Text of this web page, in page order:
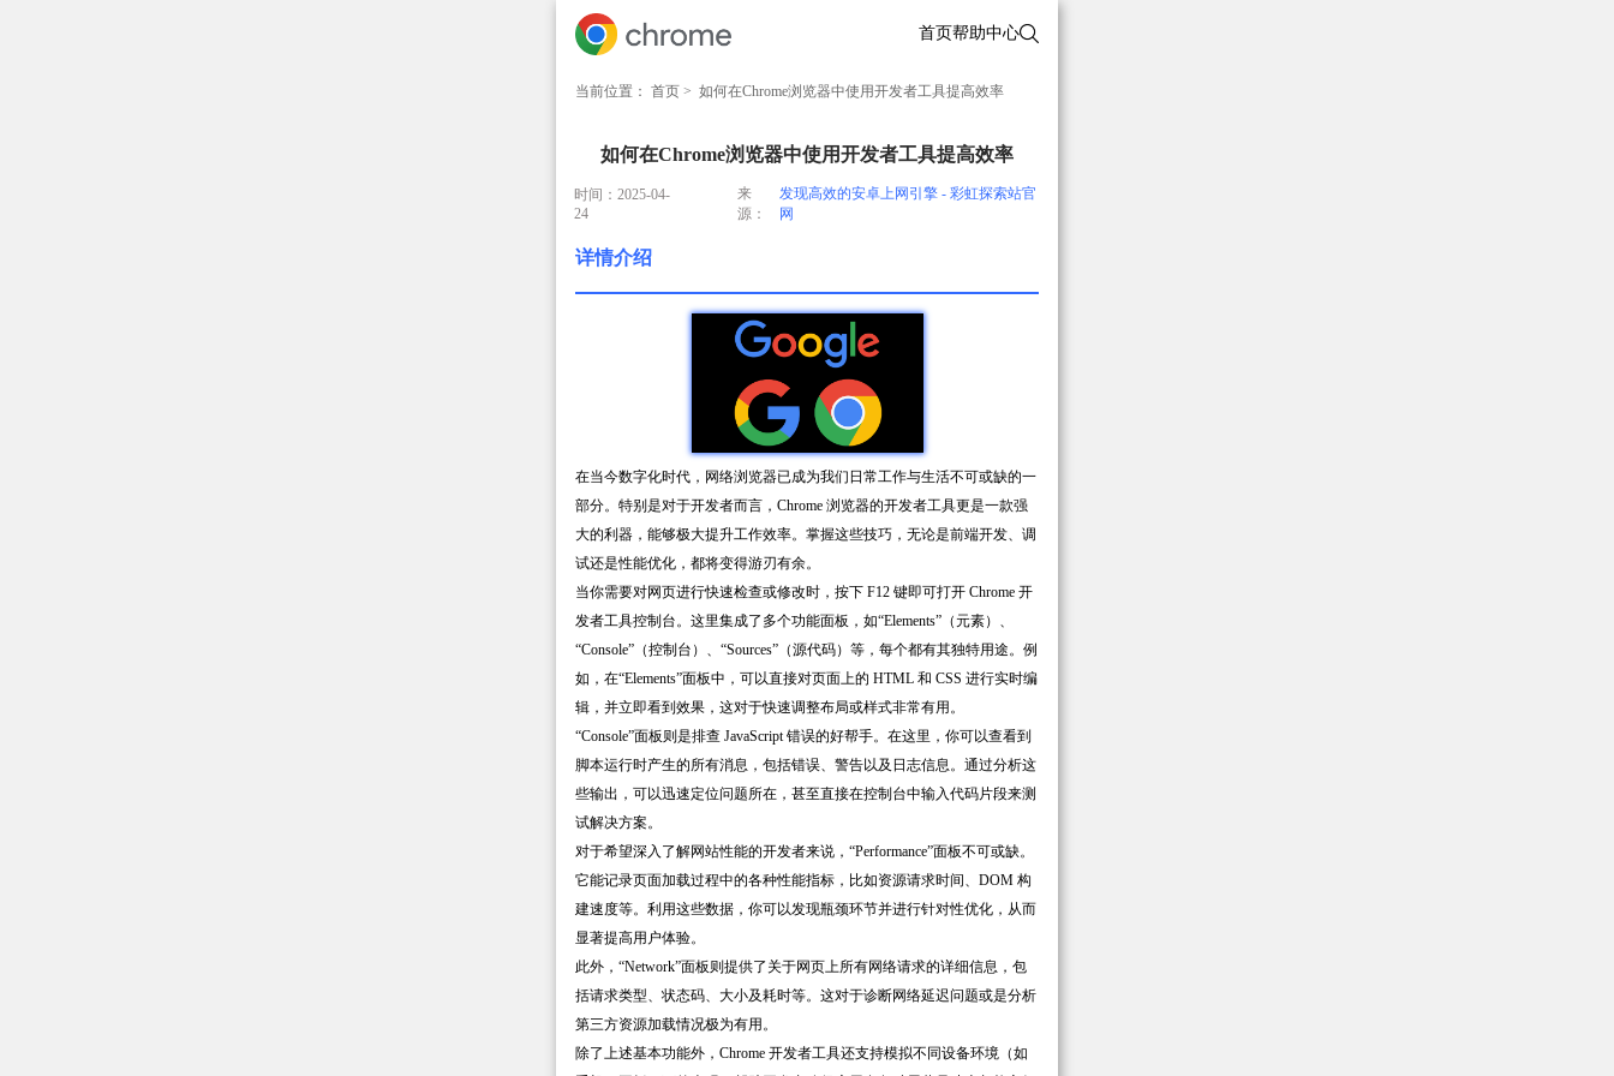
首页帮助中心
当前位置： 首页 > 如何在Chrome浏览器中使用开发者工具提高效率
如何在Chrome浏览器中使用开发者工具提高效率
时间：2025-04-
24
来
源：
发现高效的安卓上网引擎 - 彩虹探索站官
网
详情介绍
在当今数字化时代，网络浏览器已成为我们日常工作与生活不可或缺的一
部分。特别是对于开发者而言，Chrome 浏览器的开发者工具更是一款强
大的利器，能够极大提升工作效率。掌握这些技巧，无论是前端开发、调
试还是性能优化，都将变得游刃有余。
当你需要对网页进行快速检查或修改时，按下 F12 键即可打开 Chrome 开
发者工具控制台。这里集成了多个功能面板，如“Elements”（元素）、
“Console”（控制台）、“Sources”（源代码）等，每个都有其独特用途。例
如，在“Elements”面板中，可以直接对页面上的 HTML 和 CSS 进行实时编
辑，并立即看到效果，这对于快速调整布局或样式非常有用。
“Console”面板则是排查 JavaScript 错误的好帮手。在这里，你可以查看到
脚本运行时产生的所有消息，包括错误、警告以及日志信息。通过分析这
些输出，可以迅速定位问题所在，甚至直接在控制台中输入代码片段来测
试解决方案。
对于希望深入了解网站性能的开发者来说，“Performance”面板不可或缺。
它能记录页面加载过程中的各种性能指标，比如资源请求时间、DOM 构
建速度等。利用这些数据，你可以发现瓶颈环节并进行针对性优化，从而
显著提高用户体验。
此外，“Network”面板则提供了关于网页上所有网络请求的详细信息，包
括请求类型、状态码、大小及耗时等。这对于诊断网络延迟问题或是分析
第三方资源加载情况极为有用。
除了上述基本功能外，Chrome 开发者工具还支持模拟不同设备环境（如